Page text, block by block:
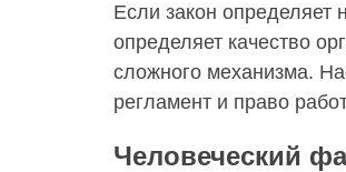
Если закон определяет
определяет качество
сложного механизма.
регламент и право
Человеческий